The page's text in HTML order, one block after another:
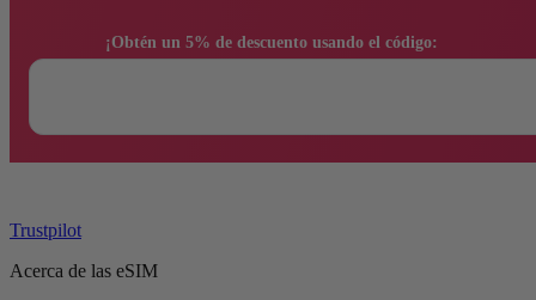
Trustpilot
Acerca de las eSIM